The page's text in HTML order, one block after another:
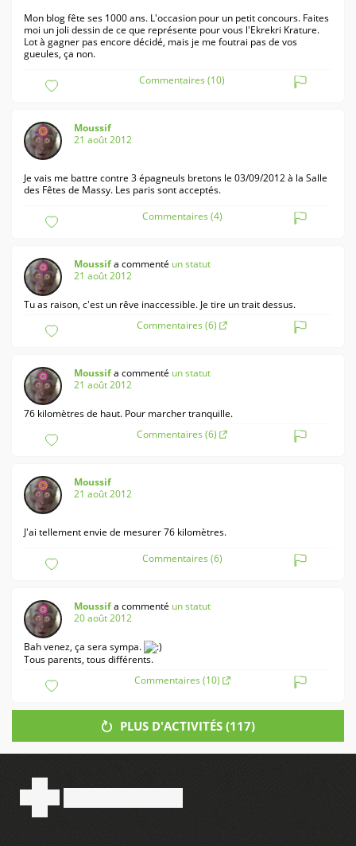
Mon blog fête ses 1000 ans. L'occasion pour un petit concours. Faites
moi un joli dessin de ce que représente pour vous l'Ekrekri Krature.
Lot à gagner pas encore décidé, mais je me foutrai pas de vos
gueules, ça non.
Commentaires (10)
Moussif
21 août 2012
Je vais me battre contre 3 épagneuls bretons le 03/09/2012 à la Salle
des Fêtes de Massy. Les paris sont acceptés.
Commentaires (4)
Moussifa commenté un statut
21 août 2012
Tu as raison, c'est un rêve inaccessible. Je tire un trait dessus.
Commentaires (6)
Moussifa commenté un statut
21 août 2012
76 kilomètres de haut. Pour marcher tranquille.
Commentaires (6)
Moussif
21 août 2012
J'ai tellement envie de mesurer 76 kilomètres.
Commentaires (6)
Moussifa commenté un statut
20 août 2012
Bah venez, ça sera sympa.
Tous parents, tous différents.
Commentaires (10)
PLUS D'ACTIVITÉS (117)